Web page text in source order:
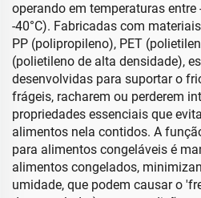
operando em temperaturas entre
-40°C). Fabricadas com
PP (polipropileno), PET
(polietileno de alta densidade),
desenvolvidas para suportar o
frágeis, racharem ou perderem
propriedades essenciais que
alimentos nela contidos. A
para alimentos congeláveis é
alimentos congelados,
umidade, que podem causar o